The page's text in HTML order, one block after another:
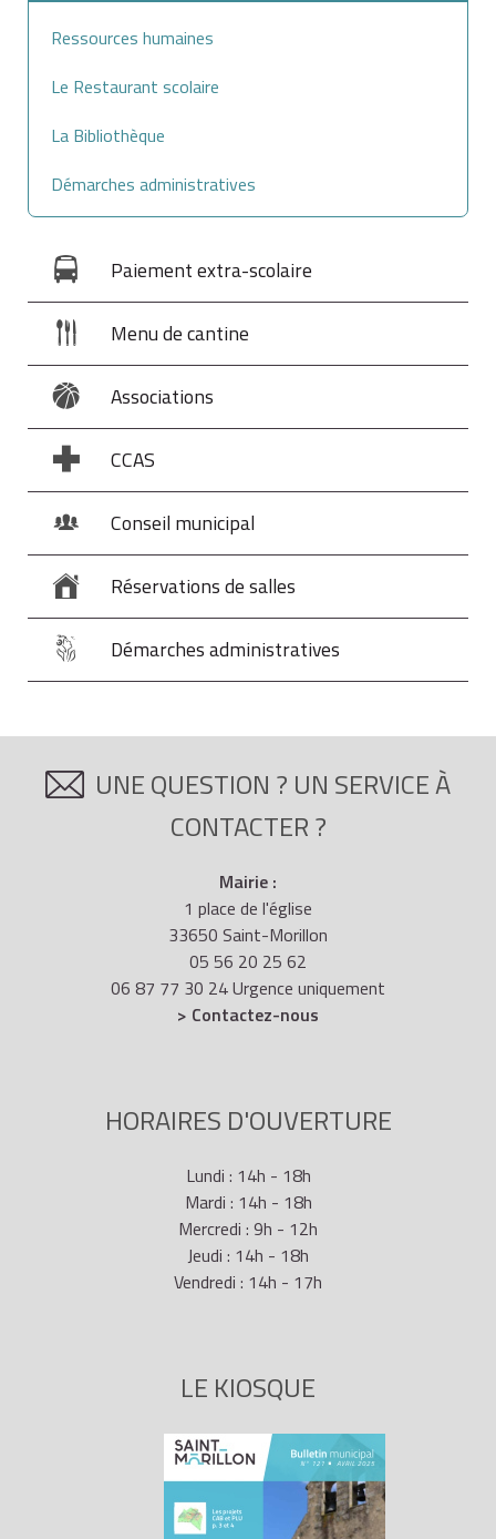
Ressources humaines
Le Restaurant scolaire
La Bibliothèque
Démarches administratives
Paiement extra-scolaire
Menu de cantine
Associations
CCAS
Conseil municipal
Réservations de salles
Démarches administratives
UNE QUESTION ? UN SERVICE À
CONTACTER ?
Mairie :
1 place de l'église
33650 Saint-Morillon
05 56 20 25 62
06 87 77 30 24 Urgence uniquement
> Contactez-nous
HORAIRES D'OUVERTURE
Lundi : 14h - 18h
Mardi : 14h - 18h
Mercredi : 9h - 12h
Jeudi : 14h - 18h
Vendredi : 14h - 17h
LE KIOSQUE